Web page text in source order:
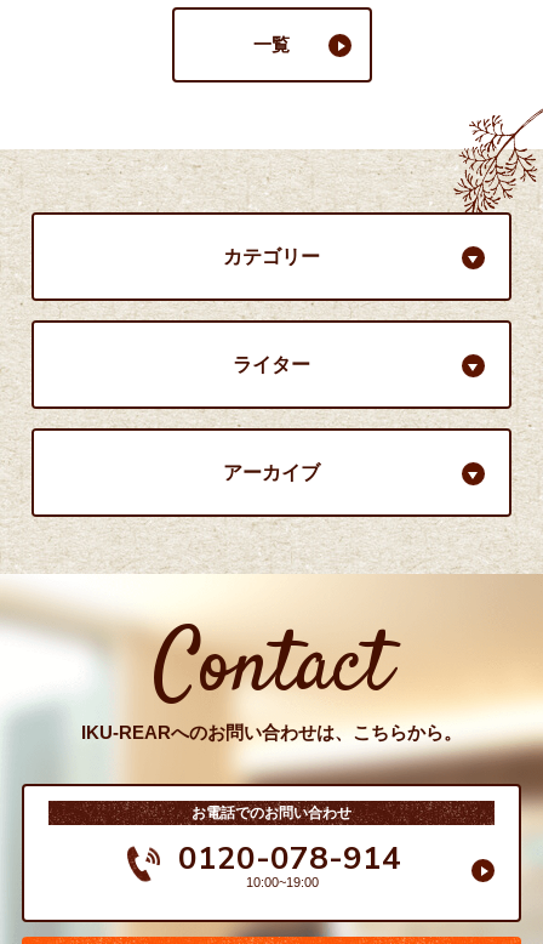
一覧
カテゴリー
ライター
アーカイブ
Contact
IKU-REARへのお問い合わせは、こちらから。
お電話でのお問い合わせ
0120-078-914
10:00~19:00